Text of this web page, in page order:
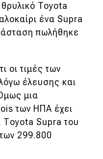
Toyota
ένα Supra
πωλήθηκε
οι τιμές των
έλευσης και
μια
των ΗΠΑ έχει
Τoyota Supra του
299.800